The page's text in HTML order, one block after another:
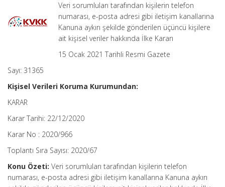
Sayılı
Kararı
Ortalama
Okuma
Süresi:
Veri sorumluları tarafından kişilerin telefon
numarası, e-posta adresi gibi iletişim kanallarına
Kanuna aykırı şekilde gönderilen üçüncü kişilere
ait kişisel veriler hakkında İlke Kararı
15 Ocak 2021 Tarihli Resmi Gazete
Sayı: 31365
Kişisel Verileri Koruma Kurumundan:
KARAR
Karar Tarihi: 22/12/2020
Karar No : 2020/966
Toplantı Sıra Sayısı: 2020/67
Konu Özeti: Veri sorumluları tarafından kişilerin telefon
numarası, e-posta adresi gibi iletişim kanallarına Kanuna aykırı